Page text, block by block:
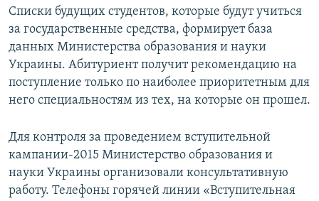
Списки будущих студентов, которые будут учиться
за государственные средства, формирует база
данных Министерства образования и науки
Украины. Абитуриент получит рекомендацию на
поступление только по наиболее приоритетным для
него специальностям из тех, на которые он прошел.
Для контроля за проведением вступительной
кампании-2015 Министерство образования и
науки Украины организовали консультативную
работу. Телефоны горячей линии «Вступительная